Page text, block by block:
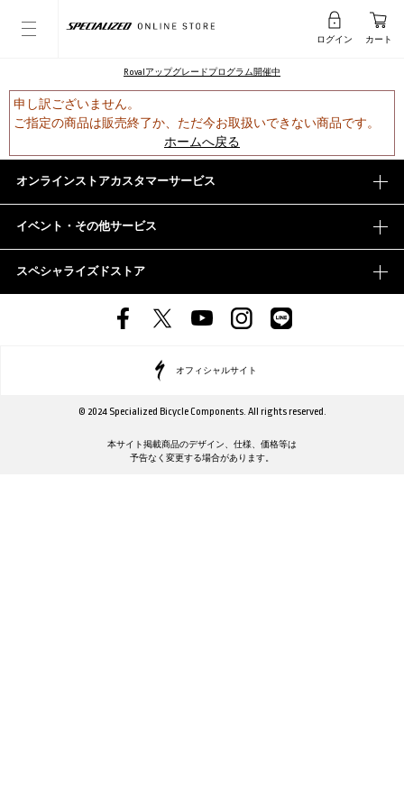
ログイン カート
Rovalアップグレードプログラム開催中
申し訳ございません。
ご指定の商品は販売終了か、ただ今お取扱いできない商品です。
ホームへ戻る
オンラインストアカスタマーサービス
イベント・その他サービス
スペシャライズドストア
オフィシャルサイト
© 2024 Specialized Bicycle Components. All rights reserved.
本サイト掲載商品のデザイン、仕様、価格等は
予告なく変更する場合があります。